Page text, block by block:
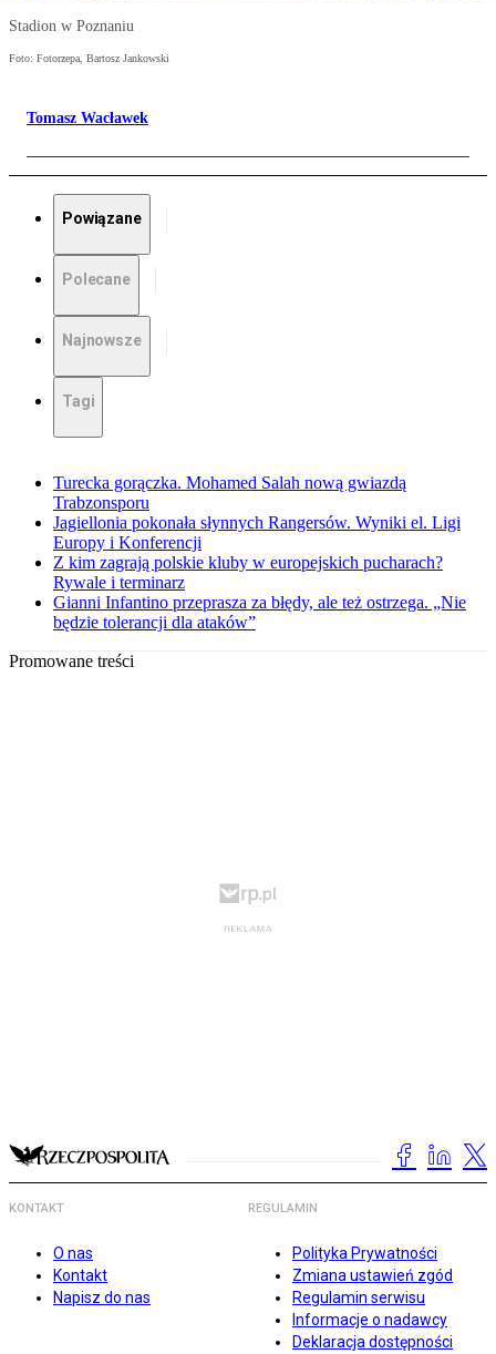
Stadion w Poznaniu
Foto: Fotorzepa, Bartosz Jankowski
Tomasz Wacławek
Powiązane
Polecane
Najnowsze
Tagi
Turecka gorączka. Mohamed Salah nową gwiazdą
Trabzonsporu
Jagiellonia pokonała słynnych Rangersów. Wyniki el. Ligi
Europy i Konferencji
Z kim zagrają polskie kluby w europejskich pucharach?
Rywale i terminarz
Gianni Infantino przeprasza za błędy, ale też ostrzega. „Nie
będzie tolerancji dla ataków”
Promowane treści
KONTAKT
O nas
Kontakt
Napisz do nas
REGULAMIN
Polityka Prywatności
Zmiana ustawień zgód
Regulamin serwisu
Informacje o nadawcy
Deklaracja dostępności